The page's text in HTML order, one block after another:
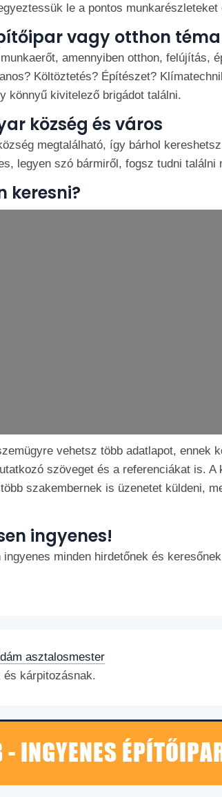
le a pontos
vagy otthon téma
amennyiben otthon, felújítás,
Költöztetés? Építészet?
könnyű kivitelező brigádot találni.
község és város
megtalálható, így bárhol
legyen szó bármiről, fogsz tudni találni
keresni?
vehetsz több adatlapot, ennek
szöveget és a referenciákat is.
szakembernek is üzenetet küldeni,
ingyenes!
minden hirdetőnek és
asztalosmester
kárpitozásnak.
INGYENES